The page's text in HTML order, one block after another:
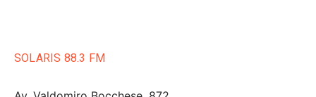
SOLARIS 88.3 FM